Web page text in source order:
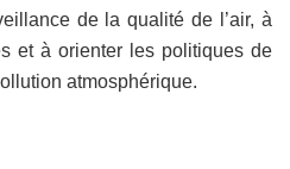
de la qualité de l’air, à
et à orienter les politiques de
atmosphérique.